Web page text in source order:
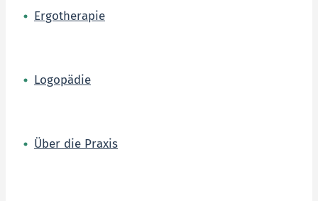
Ergotherapie
Logopädie
Über die Praxis